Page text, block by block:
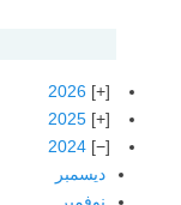
2026
2025
2024
ديسمبر